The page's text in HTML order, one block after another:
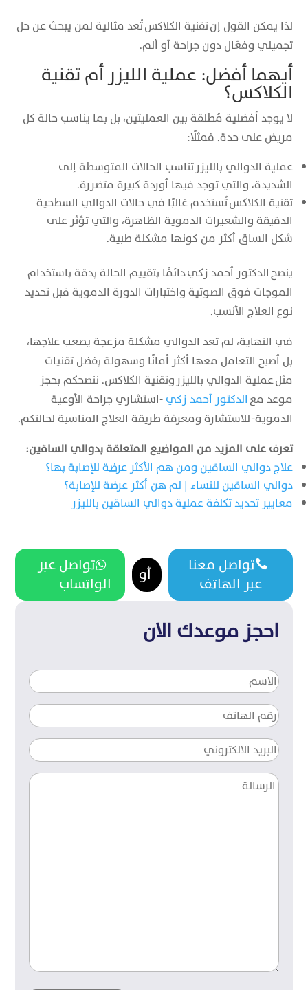
احجز موعدك الان
لذا يمكن القول إن تقنية الكلاكس تُعد مثالية لمن يبحث عن حل
تجميلي وفعّال دون جراحة أو ألم.
أيهما أفضل: عملية الليزر أم تقنية
الكلاكس؟
لا يوجد أفضلية مُطلقة بين العمليتين، بل بما يناسب حالة كل
مريض على حدة. فمثلًا:
عملية الدوالي بالليزر تناسب الحالات المتوسطة إلى
الشديدة، والتي توجد فيها أوردة كبيرة متضررة.
تقنية الكلاكس تُستخدم غالبًا في حالات الدوالي السطحية
الدقيقة والشعيرات الدموية الظاهرة، والتي تؤثر على
شكل الساق أكثر من كونها مشكلة طبية.
ينصح الدكتور أحمد زكي دائمًا بتقييم الحالة بدقة باستخدام
الموجات فوق الصوتية واختبارات الدورة الدموية قبل تحديد
نوع العلاج الأنسب.
في النهاية، لم تعد الدوالي مشكلة مزعجة يصعب علاجها،
بل أصبح التعامل معها أكثر أمانًا وسهولة بفضل تقنيات
مثل عملية الدوالي بالليزر وتقنية الكلاكس. ننصحكم بحجز
موعد معالدكتور أحمد زكي-استشاري جراحة الأوعية
الدموية- للاستشارة ومعرفة طريقة العلاج المناسبة لحالتكم.
تعرف على المزيد من المواضيع المتعلقة بدوالي الساقين:
علاج دوالي الساقين ومن هم الأكثر عرضة للإصابة بها؟
دوالي الساقين للنساء | لم هن أكثر عرضة للإصابة؟
معايير تحديد تكلفة عملية دوالي الساقين بالليزر
تواصل معنا
عبر الهاتف
أو تواصل عبر
الواتساب